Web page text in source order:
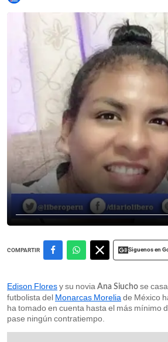
COMPARTIR Siguenos en
Edison Floresy su novia Ana Siucho se
futbolista del Monarcas Morelia de México
ha tomado en cuenta hasta el más mínimo
pase ningún contratiempo.